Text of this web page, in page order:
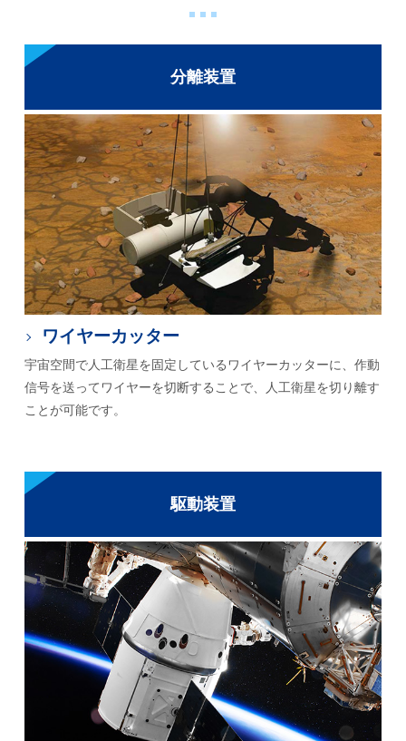
分離装置
ワイヤーカッター
宇宙空間で人工衛星を固定しているワイヤーカッターに、作動
信号を送ってワイヤーを切断することで、人工衛星を切り離す
ことが可能です。
駆動装置